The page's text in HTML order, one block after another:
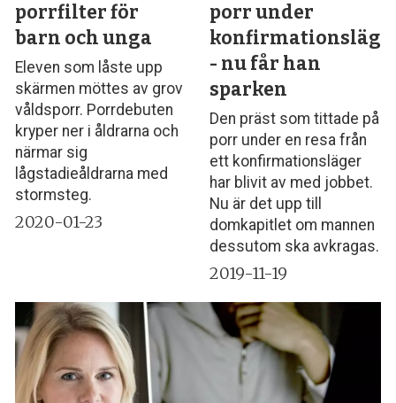
porrfilter för
barn och unga
Eleven som låste upp
skärmen möttes av grov
våldsporr. Porrdebuten
kryper ner i åldrarna och
närmar sig
lågstadieåldrarna med
stormsteg.
2020-01-23
porr under
- nu får han
sparken
Den präst som tittade på
porr under en resa från
ett konfirmationsläger
har blivit av med jobbet.
Nu är det upp till
domkapitlet om mannen
dessutom ska avkragas.
2019-11-19